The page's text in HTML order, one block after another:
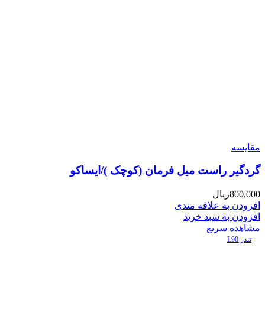
مقایسه
گردگیر راست میل فرمان (کوچک )/ایساکو
800,000ریال
افزودن به علاقه مندی
افزودن به سبد خرید
مشاهده سریع
تندر L90